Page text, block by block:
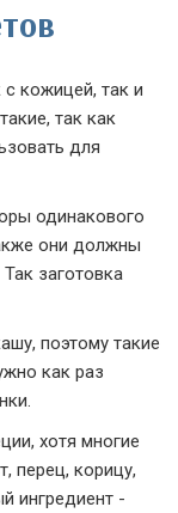
кожицей, так и
так как
для
одинакового
они должны
заготовка
поэтому такие
как раз
хотя многие
перец, корицу,
ингредиент -